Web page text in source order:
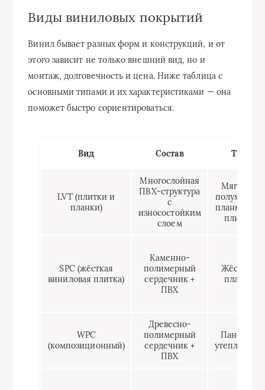
Виды виниловых покрытий
Винил бывает разных форм и конструкций, и от
этого зависит не только внешний вид, но и
монтаж, долговечность и цена. Ниже таблица с
основными типами и их характеристиками — она
поможет быстро сориентироваться.
Вид Состав Тип
LVT (плитки и
планки)
Многослойная
ПВХ-структура
с
износостойким
слоем
Мягкие/
полумягкие
планки или
плитки
SPC (жёсткая
виниловая плитка)
Каменно-
полимерный
сердечник +
ПВХ
Жёсткие
планки
WPC
(композиционный)
Древесно-
полимерный
сердечник +
ПВХ
Панели с
утеплением